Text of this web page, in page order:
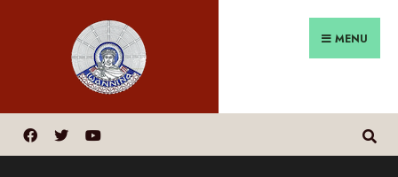
MENU